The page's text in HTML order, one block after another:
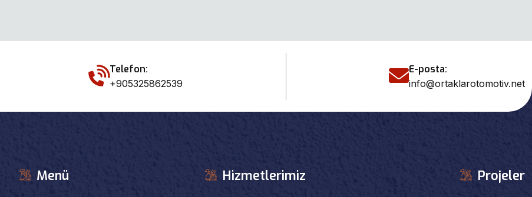
Telefon:
+905325862539
E-posta:
info@ortaklarotomotiv.net
Menü Hizmetlerimiz Projeler